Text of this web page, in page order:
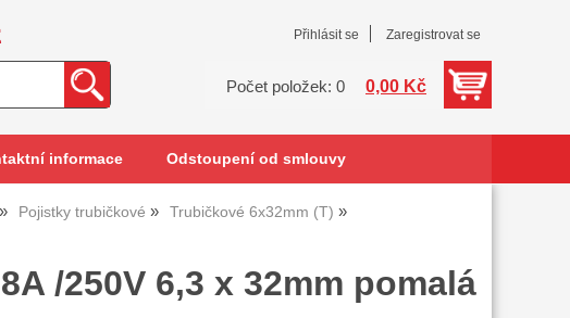
Přihlásit se Zaregistrovat se
Počet položek: 0 0,00 Kč
informace Odstoupení od smlouvy
Pojistky trubičkové Trubičkové 6x32mm (T)
/250V 6,3 x 32mm pomalá